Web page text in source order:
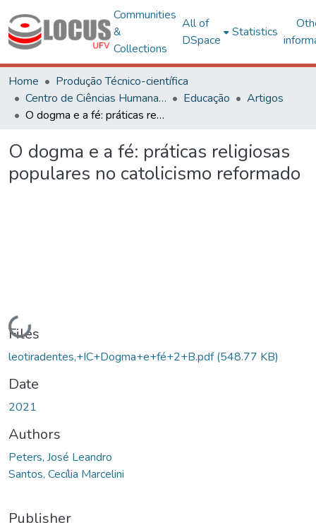
Communities
&
Collections
All of
DSpace
Statistics
Home
Produção Técnico-científica
Centro de Ciências Humanas, Letras e Artes
Educação
Artigos
O dogma e a fé: práticas religiosas populares no catolicismo reformado
O dogma e a fé: práticas religiosas
populares no catolicismo reformado
Loading...
Files
leotiradentes,+IC+Dogma+e+fé+2+B.pdf(548.77 KB)
Date
2021
Authors
Peters, José Leandro
Santos, Cecília Marcelini
Publisher